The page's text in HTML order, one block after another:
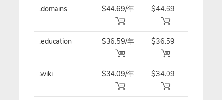
.domains $44.69/年 $44.69
.education $36.59/年 $36.59
.wiki $34.09/年 $34.09